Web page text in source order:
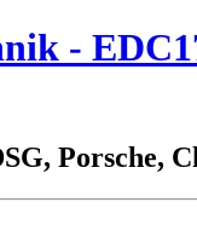
-
Porsche,